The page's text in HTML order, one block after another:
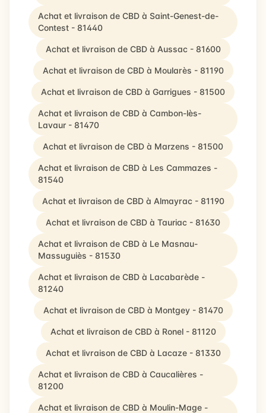
Achat et livraison de CBD à Saint-Genest-de-
Contest - 81440
Achat et livraison de CBD à Aussac - 81600
Achat et livraison de CBD à Moularès - 81190
Achat et livraison de CBD à Garrigues - 81500
Achat et livraison de CBD à Cambon-lès-
Lavaur - 81470
Achat et livraison de CBD à Marzens - 81500
Achat et livraison de CBD à Les Cammazes -
81540
Achat et livraison de CBD à Almayrac - 81190
Achat et livraison de CBD à Tauriac - 81630
Achat et livraison de CBD à Le Masnau-
Massuguiès - 81530
Achat et livraison de CBD à Lacabarède -
81240
Achat et livraison de CBD à Montgey - 81470
Achat et livraison de CBD à Ronel - 81120
Achat et livraison de CBD à Lacaze - 81330
Achat et livraison de CBD à Caucalières -
81200
Achat et livraison de CBD à Moulin-Mage -